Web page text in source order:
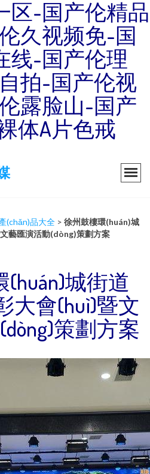
区-国产伦精品
久视频免-国
线-国产伦理
拍-国产伦视
露脸山-国产
体A片色戒
(chǎn)品大全 > 徐州鼓樓環(huán)城
藝匯演活動(dòng)策劃方案
城街道
大會(huì)暨文
策劃方案